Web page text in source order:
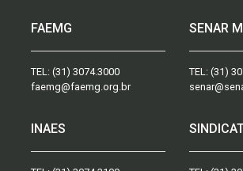
FAEMG
TEL: (31) 3074.3000
faemg@faemg.org.br
SENAR
TEL: (31)
INAES